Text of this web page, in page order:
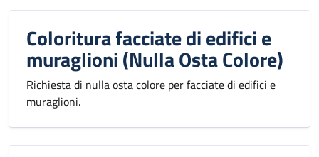
Coloritura facciate di edifici e
muraglioni (Nulla Osta Colore)
Richiesta di nulla osta colore per facciate di edifici e
muraglioni.